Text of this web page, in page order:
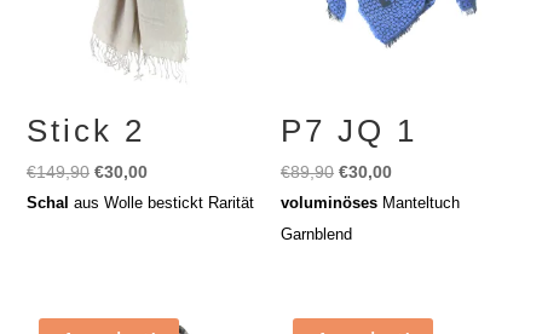
Stick 2
€149,90 Ursprünglicher
Preis
€30,00Aktueller
Preis
Schal aus Wolle bestickt Rarität
P7 JQ 1
€89,90 Ursprünglicher
Preis
war:
€30,00Aktueller
Preis
voluminöses Manteltuch
Garnblend